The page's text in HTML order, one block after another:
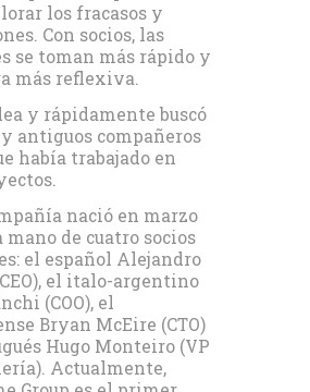
los fracasos y
Con socios, las
se toman más rápido y
más reflexiva.
y rápidamente buscó
antiguos compañeros
había trabajado en
nació en marzo
mano de cuatro socios
el español Alejandro
el italo-argentino
(COO), el
Bryan McEire (CTO)
Hugo Monteiro (VP
Actualmente,